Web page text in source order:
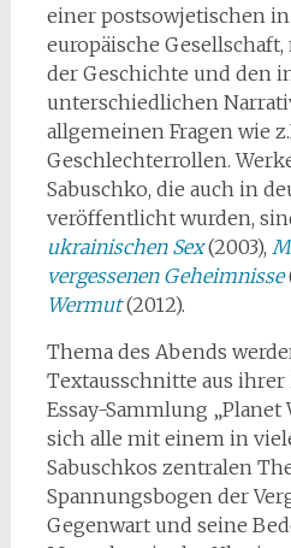
einer postsowjetischen
europäische
der Geschichte und den
unterschiedlichen
allgemeinen Fragen wie
Geschlechterrollen.
Sabuschko, die auch in
veröffentlicht wurden,
ukrainischen Sex(2003),
vergessenen Geheimnisse
Wermut(2012).
Thema des Abends
Textausschnitte aus ihrer
Essay-Sammlung „Planet
sich alle mit einem in
Sabuschkos zentralen
Spannungsbogen der
Gegenwart und seine